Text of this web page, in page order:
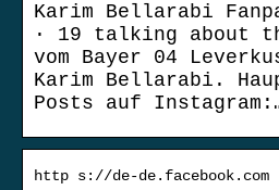
Karim Bellarabi
· 19 talking about
vom Bayer 04
Karim Bellarabi.
Posts auf
http s://de-de.facebook.com